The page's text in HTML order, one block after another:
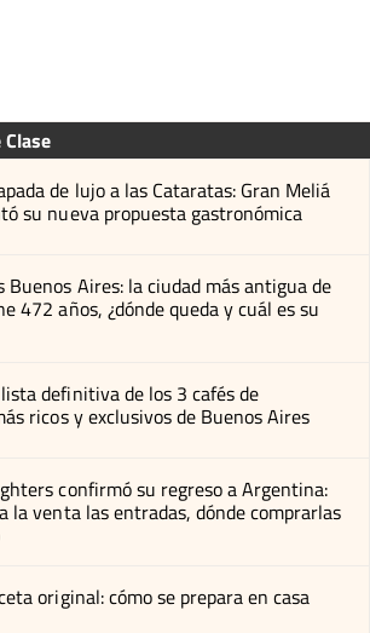
de lujo a las Cataratas: Gran Meliá
su nueva propuesta gastronómica
Buenos Aires: la ciudad más antigua de
472 años, ¿dónde queda y cuál es su
definitiva de los 3 cafés de
ricos y exclusivos de Buenos Aires
confirmó su regreso a Argentina:
la venta las entradas, dónde comprarlas
original: cómo se prepara en casa